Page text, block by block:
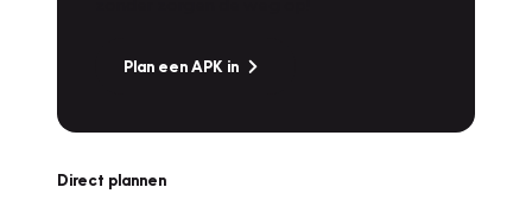
Plan een APK in
Direct plannen